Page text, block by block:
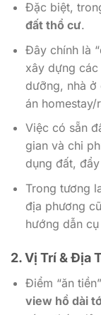
Đặc biệt,
đất thổ cư.
Đây chính là
xây dựng
dưỡng, nhà ở
án homestay/
Việc có sẵn
gian và chi
dụng đất,
Trong tương
địa phương
hướng dẫn
2. Vị Trí & Địa
Điểm “ăn
view hồ dài